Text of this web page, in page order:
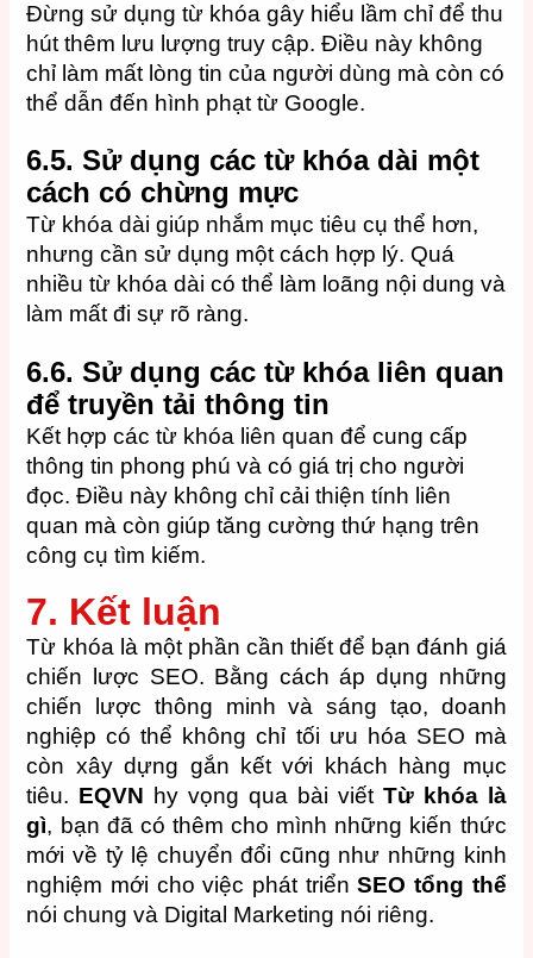
Đừng sử dụng từ khóa gây hiểu lầm chỉ để thu
hút thêm lưu lượng truy cập. Điều này không
chỉ làm mất lòng tin của người dùng mà còn có
thể dẫn đến hình phạt từ Google.
6.5. Sử dụng các từ khóa dài một
cách có chừng mực
Từ khóa dài giúp nhắm mục tiêu cụ thể hơn,
nhưng cần sử dụng một cách hợp lý. Quá
nhiều từ khóa dài có thể làm loãng nội dung và
làm mất đi sự rõ ràng.
6.6. Sử dụng các từ khóa liên quan
để truyền tải thông tin
Kết hợp các từ khóa liên quan để cung cấp
thông tin phong phú và có giá trị cho người
đọc. Điều này không chỉ cải thiện tính liên
quan mà còn giúp tăng cường thứ hạng trên
công cụ tìm kiếm.
7. Kết luận
Từ khóa là một phần cần thiết để bạn đánh giá
chiến lược SEO. Bằng cách áp dụng những
chiến lược thông minh và sáng tạo, doanh
nghiệp có thể không chỉ tối ưu hóa SEO mà
còn xây dựng gắn kết với khách hàng mục
tiêu. EQVN hy vọng qua bài viết Từ khóa là
gì, bạn đã có thêm cho mình những kiến thức
mới về tỷ lệ chuyển đổi cũng như những kinh
nghiệm mới cho việc phát triểnSEO tổng thể
nói chung và Digital Marketing nói riêng.